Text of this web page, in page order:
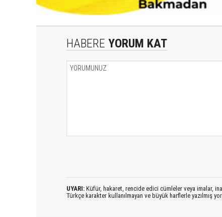
HABERE YORUM KAT
UYARI: Küfür, hakaret, rencide edici cümleler veya imalar,
Türkçe karakter kullanılmayan ve büyük harflerle yazılmış